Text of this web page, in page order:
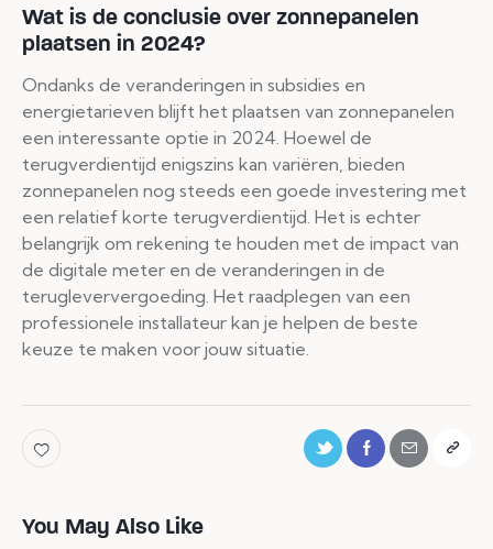
Wat is de conclusie over zonnepanelen
plaatsen in 2024?
Ondanks de veranderingen in subsidies en
energietarieven blijft het plaatsen van zonnepanelen
een interessante optie in 2024. Hoewel de
terugverdientijd enigszins kan variëren, bieden
zonnepanelen nog steeds een goede investering met
een relatief korte terugverdientijd. Het is echter
belangrijk om rekening te houden met de impact van
de digitale meter en de veranderingen in de
terugleververgoeding. Het raadplegen van een
professionele installateur kan je helpen de beste
keuze te maken voor jouw situatie.
You May Also Like